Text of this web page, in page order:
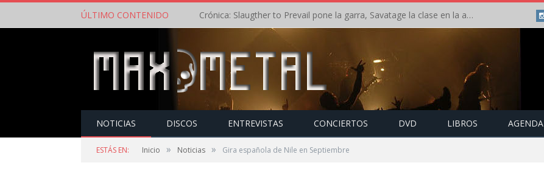
ÚLTIMO CONTENIDO Crónica: Slaugther to Prevail pone la garra, Savatage la clase en la apertura del Leyendas del Rock – Miércoles – Agosto 2026
NOTICIAS DISCOS ENTREVISTAS CONCIERTOS DVD LIBROS AGENDA
ESTÁS EN: Inicio » Noticias » Gira española de Nile en Septiembre